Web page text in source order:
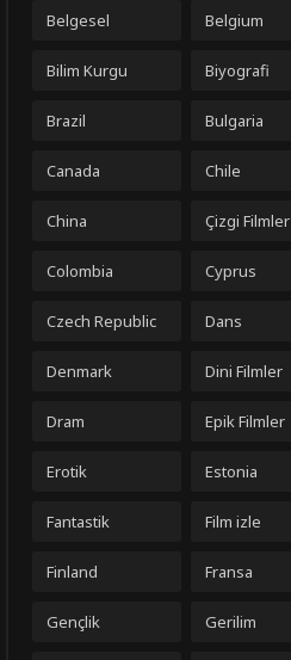
Belgesel Belgium
Bilim Kurgu Biyografi
Brazil Bulgaria
Canada Chile
China Çizgi Filmler
Colombia Cyprus
Czech Republic Dans
Denmark Dini Filmler
Dram Epik Filmler
Erotik Estonia
Fantastik Film izle
Finland Fransa
Gençlik Gerilim